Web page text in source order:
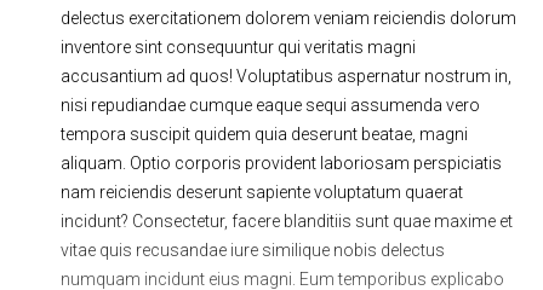
Ходовая часть Сцепление
ГРМ Шиномонтаж
Запчасти Двигатель
Тормозная система Замена Ремней
delectus exercitationem dolorem veniam reiciendis dolorum
inventore sint consequuntur qui veritatis magni
accusantium ad quos! Voluptatibus aspernatur nostrum in,
nisi repudiandae cumque eaque sequi assumenda vero
tempora suscipit quidem quia deserunt beatae, magni
aliquam. Optio corporis provident laboriosam perspiciatis
nam reiciendis deserunt sapiente voluptatum quaerat
incidunt? Consectetur, facere blanditiis sunt quae maxime et
vitae quis recusandae iure similique nobis delectus
numquam incidunt eius magni. Eum temporibus explicabo